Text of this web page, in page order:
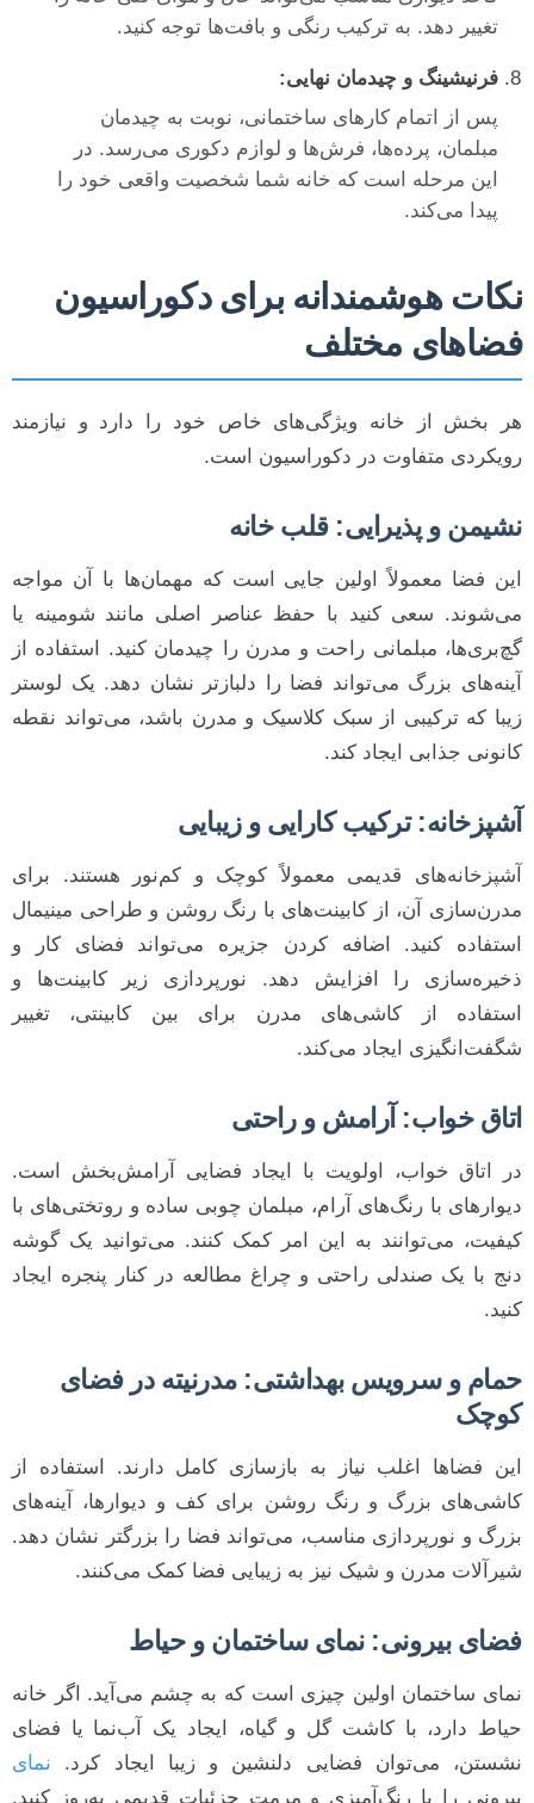
تغییر دهد. به ترکیب رنگی و بافت‌ها توجه کنید.
فرنیشینگ و چیدمان نهایی:
پس از اتمام کارهای ساختمانی، نوبت به چیدمان
مبلمان، پرده‌ها، فرش‌ها و لوازم دکوری می‌رسد. در
این مرحله است که خانه شما شخصیت واقعی خود را
پیدا می‌کند.
نکات هوشمندانه برای دکوراسیون
فضاهای مختلف
هر بخش از خانه ویژگی‌های خاص خود را دارد و نیازمند
رویکردی متفاوت در دکوراسیون است.
نشیمن و پذیرایی: قلب خانه
این فضا معمولاً اولین جایی است که مهمان‌ها با آن مواجه
می‌شوند. سعی کنید با حفظ عناصر اصلی مانند شومینه یا
گچ‌بری‌ها، مبلمانی راحت و مدرن را چیدمان کنید. استفاده از
آینه‌های بزرگ می‌تواند فضا را دلبازتر نشان دهد. یک لوستر
زیبا که ترکیبی از سبک کلاسیک و مدرن باشد، می‌تواند نقطه
کانونی جذابی ایجاد کند.
آشپزخانه: ترکیب کارایی و زیبایی
آشپزخانه‌های قدیمی معمولاً کوچک و کم‌نور هستند. برای
مدرن‌سازی آن، از کابینت‌های با رنگ روشن و طراحی مینیمال
استفاده کنید. اضافه کردن جزیره می‌تواند فضای کار و
ذخیره‌سازی را افزایش دهد. نورپردازی زیر کابینت‌ها و
استفاده از کاشی‌های مدرن برای بین کابینتی، تغییر
شگفت‌انگیزی ایجاد می‌کند.
اتاق خواب: آرامش و راحتی
در اتاق خواب، اولویت با ایجاد فضایی آرامش‌بخش است.
دیوارهای با رنگ‌های آرام، مبلمان چوبی ساده و روتختی‌های با
کیفیت، می‌توانند به این امر کمک کنند. می‌توانید یک گوشه
دنج با یک صندلی راحتی و چراغ مطالعه در کنار پنجره ایجاد
کنید.
حمام و سرویس بهداشتی: مدرنیته در فضای
کوچک
این فضاها اغلب نیاز به بازسازی کامل دارند. استفاده از
کاشی‌های بزرگ و رنگ روشن برای کف و دیوارها، آینه‌های
بزرگ و نورپردازی مناسب، می‌تواند فضا را بزرگتر نشان دهد.
شیرآلات مدرن و شیک نیز به زیبایی فضا کمک می‌کنند.
فضای بیرونی: نمای ساختمان و حیاط
نمای ساختمان اولین چیزی است که به چشم می‌آید. اگر خانه
حیاط دارد، با کاشت گل و گیاه، ایجاد یک آب‌نما یا فضای
نشستن، می‌توان فضایی دلنشین و زیبا ایجاد کرد. نمای
بیرونی را با رنگ‌آمیزی و مرمت جزئیات قدیمی به‌روز کنید.